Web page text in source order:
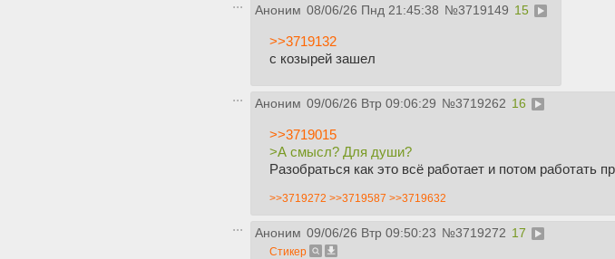
Аноним 08/06/26 Пнд 21:45:38 №3719149 15
>>3719132
с козырей зашел
Аноним 09/06/26 Втр 09:06:29 №3719262 16
>>3719015
>А смысл? Для души?
Разобраться как это всё работает и потом работать
>>3719272 >>3719587 >>3719632
Аноним 09/06/26 Втр 09:50:23 №3719272 17
Стикер